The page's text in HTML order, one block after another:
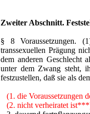
Zweiter Abschnitt.
§ 8 Voraussetzungen.
transsexuellen Prägung
dem anderen Geschlecht
unter dem Zwang steht,
festzustellen, daß sie als
(1. die Voraussetzungen
(2. nicht verheiratet